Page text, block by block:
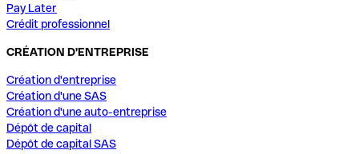
Pay Later
Crédit professionnel
CRÉATION D'ENTREPRISE
Création d'entreprise
Création d'une SAS
Création d'une auto-entreprise
Dépôt de capital
Dépôt de capital SAS